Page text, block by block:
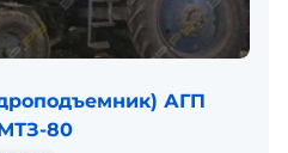
АГП
80